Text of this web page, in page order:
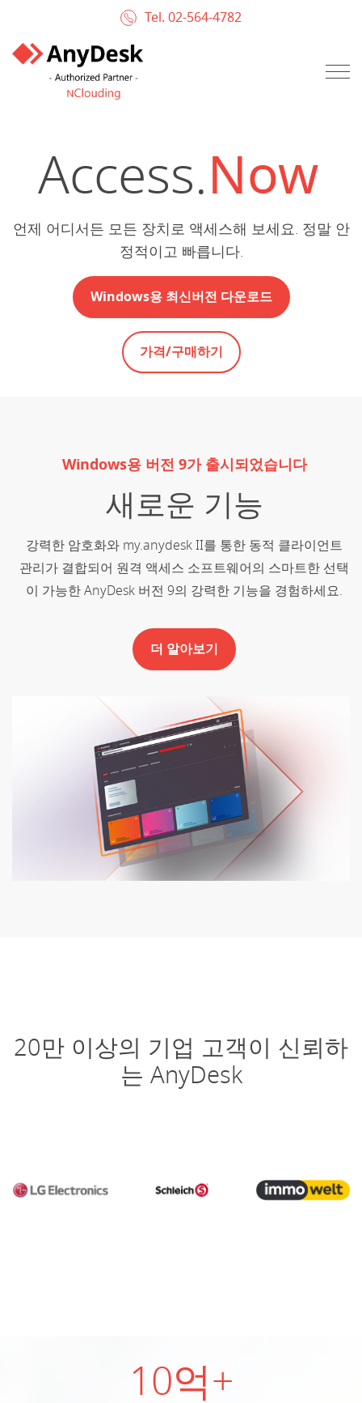
Tel. 02-564-4782
Access.Now
언제 어디서든 모든 장치로 액세스해 보세요. 정말 안
정적이고 빠릅니다.
Windows용 최신버전 다운로드
가격/구매하기
Windows용 버전 9가 출시되었습니다
새로운 기능
강력한 암호화와 my.anydesk II를 통한 동적 클라이언트
관리가 결합되어 원격 액세스 소프트웨어의 스마트한 선택
이 가능한 AnyDesk 버전 9의 강력한 기능을 경험하세요.
더 알아보기
20만 이상의 기업 고객이 신뢰하
는 AnyDesk
10억+